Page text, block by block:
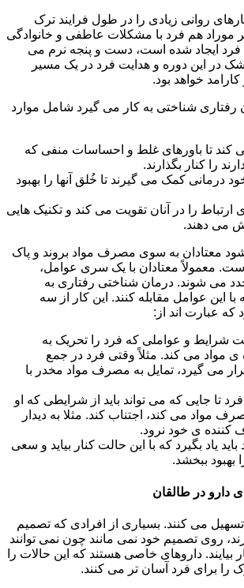
روانی زیادی را در طول فرایند ترک
موراد هم فرد با مشکلات عاطفی و خانوادگی
فرد ایجاد شده است، دست و پنجه نرم می
در این دوره و هدایت فرد در یک مسیر
خواهد بود.
شناختی به کار می گیرد شامل موارد
کند تا باورهای غلط و احساسات منفی که
را کنار بگذارند.
درمانی کمک می گیرند تا خُلق آنها را بهبود
ارتباط را در آنان تقویت می کند و تکنیک هایی
می دهند.
معتادان به سوی مصرف مواد بروند و پاک
است. معمولاً معتادان با یک سری عوامل،
می شوند. درمان شناختی رفتاری به
این عوامل مقابله کنند. این کار از سه
که عبارت اند از:
شرایط و عواملی که فرد را تحریک به
مواد می کند. مثلاً وقتی فرد در جمع
می گیرد، تمایل به مصرف مواد مخدر با
تا جایی که می تواند باید از شرایطی که او
مواد می کند، اجتناب کند. مثلا به دیدار
ی خود نرود.
یاد بگیرد که با این حالت کنار بیاید و سعی
بهبود ببخشد.
ی دارو در طالقان
تسهیل می کنند. بسیاری از افرادی که تصمیم
روی تصمیم خود نمی مانند چون نمی توانند
بیایند. داروهای خاصی هستند که این حالات را
را برای فرد آسان تر می کنند.